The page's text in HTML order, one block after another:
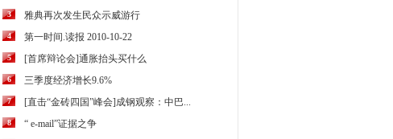
3 雅典再次发生民众示威游行
4 第一时间.读报 2010-10-22
5 [首席辩论会]通胀抬头买什么
6 三季度经济增长9.6%
7 [直击“金砖四国”峰会]成钢观察：中巴...
8 “ e-mail”证据之争